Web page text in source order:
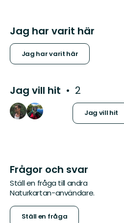
Jag har varit här
Jag har varit här
Jag vill hit 2
Jag vill hit
Frågor och svar
Ställ en fråga till andra
Naturkartan-användare.
Ställ en fråga